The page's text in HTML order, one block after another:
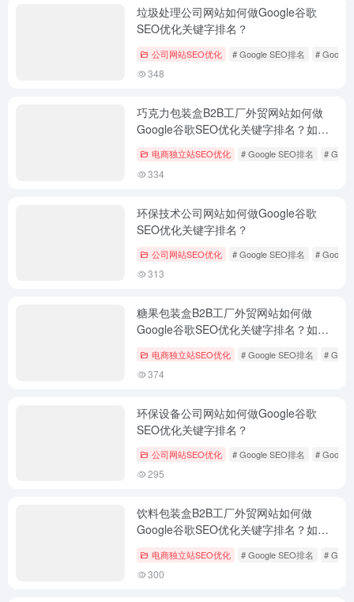
垃圾处理公司网站如何做Google谷歌
SEO优化关键字排名？
公司网站SEO优化 # Google SEO排名 # Google
348
巧克力包装盒B2B工厂外贸网站如何做
Google谷歌SEO优化关键字排名？如何
电商独立站SEO优化 # Google SEO排名 #
334
环保技术公司网站如何做Google谷歌
SEO优化关键字排名？
公司网站SEO优化 # Google SEO排名 # Google
313
糖果包装盒B2B工厂外贸网站如何做
Google谷歌SEO优化关键字排名？如何
电商独立站SEO优化 # Google SEO排名 #
374
环保设备公司网站如何做Google谷歌
SEO优化关键字排名？
公司网站SEO优化 # Google SEO排名 # Google
295
饮料包装盒B2B工厂外贸网站如何做
Google谷歌SEO优化关键字排名？如何
电商独立站SEO优化 # Google SEO排名 #
300